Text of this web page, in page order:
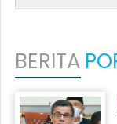
BERITA